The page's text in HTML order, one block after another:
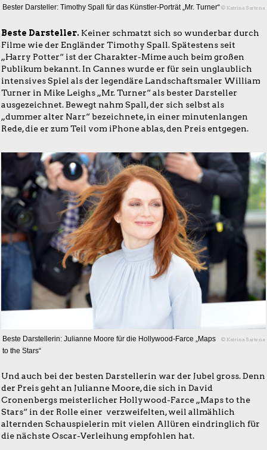
Bester Darsteller: Timothy Spall für das Künstler-Porträt „Mr. Turner“ © Katrina Sartena
Beste Darsteller. Keiner schmatzt sich so wunderbar durch
Filme wie der Engländer Timothy Spall. Spätestens seit
„Harry Potter“ ist der Charakter-Mime auch beim großen
Publikum bekannt. In Cannes wurde er für sein unglaublich
intensives Spiel als der legendäre Landschaftsmaler William
Turner in Mike Leighs „Mr. Turner“ als bester Darsteller
ausgezeichnet. Bewegt nahm Spall, der sich selbst als
„dummer alter Narr“ bezeichnete, in einer minutenlangen
Rede, die er zum Teil vom iPhone ablas, den Preis entgegen.
Beste Darstellerin: Julianne Moore für die Hollywood-Farce „Maps
to the Stars“
© Katrina Sartena
Und auch bei der besten Darstellerin war der Jubel gross. Denn
der Preis geht an Julianne Moore, die sich in David
Cronenbergs meisterlicher Hollywood-Farce „Maps to the
Stars“ in der Rolle einer verzweifelten, weil allmählich
alternden Schauspielerin mit vielen Allüren eindringlich für
die nächste Oscar-Verleihung empfohlen hat.